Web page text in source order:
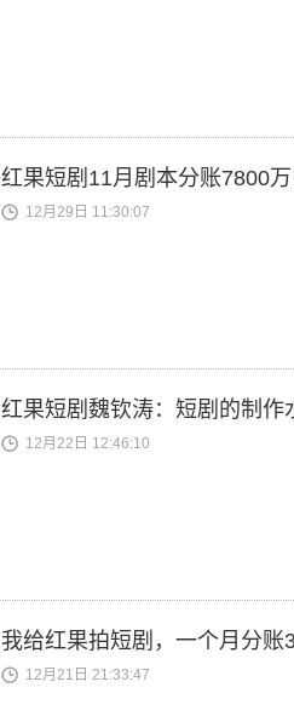
红果短剧11月剧本分账7800
12月29日 11:30:07
红果短剧魏钦涛：短剧的制
12月22日 12:46:10
我给红果拍短剧，一个月分账
12月21日 21:33:47